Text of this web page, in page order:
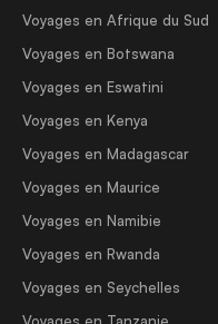
Voyages en Afrique du Sud
Voyages en Botswana
Voyages en Eswatini
Voyages en Kenya
Voyages en Madagascar
Voyages en Maurice
Voyages en Namibie
Voyages en Rwanda
Voyages en Seychelles
Voyages en Tanzanie